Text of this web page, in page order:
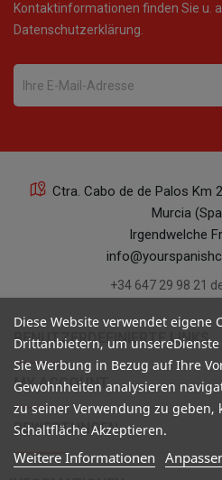
Kontaktinformationen finden Sie u.
Datenschutzerklärung.
Ctra. Cabo de de Palos Km
Murcia
Irgendwelche
+34 647 29 98 21
BENUTZERDEFINIERTE LINKS
MY ACCOUNT
BEWERTUNGEN
Diese Website verwendet eigene
Drittanbietern, um
Sie Werbung in Bezug auf Ihre
Gewohnheiten analysieren
zu seiner Verwendung zu geben,
Schaltfläche Akzeptieren.
Weitere Informationen